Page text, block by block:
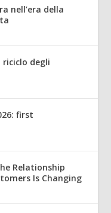
nell’era della
riciclo degli
first
Relationship
Is Changing